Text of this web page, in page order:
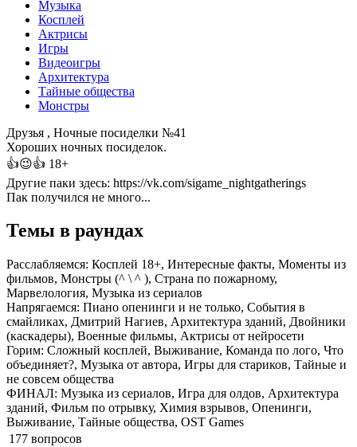
Музыка
Косплей
Актрисы
Игры
Видеоигры
Архитектура
Тайные общества
Монстры
Друзья , Ночные посиделки №41
Хороших ночных посиделок.
👍😉👍 18+
Другие паки здесь: https://vk.com/sigame_nightgatherings
Пак получился не много...
Темы в раундах
Расслабляемся: Косплей 18+, Интересные факты, Моменты из
фильмов, Монстры (^ \ ^ ), Страна по пожарному,
Марвелология, Музыка из сериалов
Напрягаемся: Пиано опенинги и не только, События в
смайликах, Дмитрий Нагиев, Архитектура зданий, Двойники
(каскадеры), Военные фильмы, Актрисы от нейросети
Горим: Сложный косплей, Выживание, Команда по лого, Что
объединяет?, Музыка от автора, Игры для стариков, Тайные и
не совсем общества
ФИНАЛ: Музыка из сериалов, Игра для олдов, Архитектура
зданий, Фильм по отрывку, Химия взрывов, Опенинги,
Выживание, Тайные общества, OST Games
177 вопросов